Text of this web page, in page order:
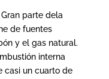
Gran parte dela
de fuentes
y el gas natural.
interna
casi un cuarto de